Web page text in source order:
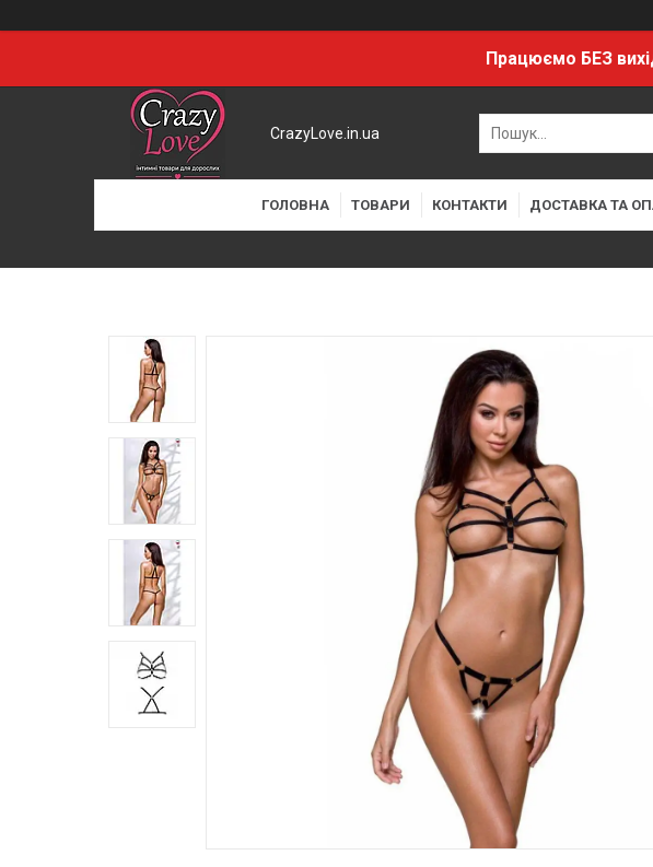
Працюємо БЕЗ
CrazyLove.in.ua
ГОЛОВНА ТОВАРИ КОНТАКТИ ДОСТАВКА ТА